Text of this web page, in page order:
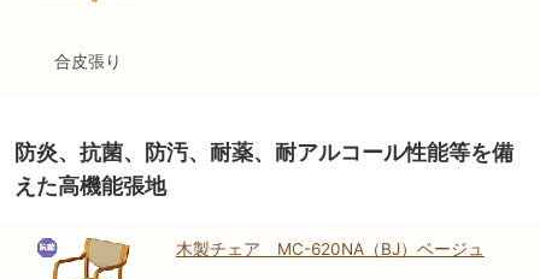
合皮張り
防炎、抗菌、防汚、耐薬、耐アルコール性能等を備
えた高機能張地
木製チェア MC-620NA（BJ）ベージュ